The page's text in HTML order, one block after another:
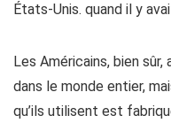
États-Unis. quand il y
Les Américains, bien
dans le monde entier,
qu’ils utilisent est